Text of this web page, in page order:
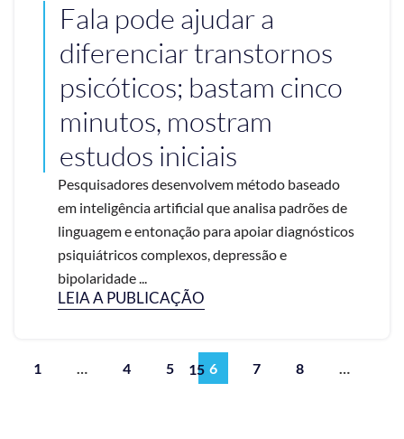
Fala pode ajudar a
diferenciar transtornos
psicóticos; bastam cinco
minutos, mostram
estudos iniciais
Pesquisadores desenvolvem método baseado
em inteligência artificial que analisa padrões de
linguagem e entonação para apoiar diagnósticos
psiquiátricos complexos, depressão e
bipolaridade ...
LEIA A PUBLICAÇÃO
1 … 4 5 6 7 8 …
15